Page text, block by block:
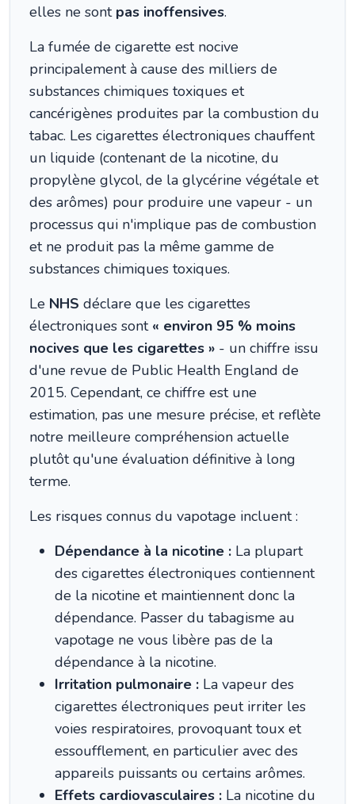
elles ne sont pas inoffensives.
La fumée de cigarette est nocive
principalement à cause des milliers de
substances chimiques toxiques et
cancérigènes produites par la combustion du
tabac. Les cigarettes électroniques chauffent
un liquide (contenant de la nicotine, du
propylène glycol, de la glycérine végétale et
des arômes) pour produire une vapeur - un
processus qui n'implique pas de combustion
et ne produit pas la même gamme de
substances chimiques toxiques.
Le NHS déclare que les cigarettes
électroniques sont « environ 95 % moins
nocives que les cigarettes » - un chiffre issu
d'une revue de Public Health England de
2015. Cependant, ce chiffre est une
estimation, pas une mesure précise, et reflète
notre meilleure compréhension actuelle
plutôt qu'une évaluation définitive à long
terme.
Les risques connus du vapotage incluent :
Dépendance à la nicotine : La plupart
des cigarettes électroniques contiennent
de la nicotine et maintiennent donc la
dépendance. Passer du tabagisme au
vapotage ne vous libère pas de la
dépendance à la nicotine.
Irritation pulmonaire : La vapeur des
cigarettes électroniques peut irriter les
voies respiratoires, provoquant toux et
essoufflement, en particulier avec des
appareils puissants ou certains arômes.
Effets cardiovasculaires : La nicotine du